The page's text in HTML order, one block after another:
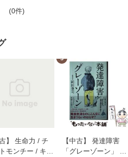
(0件)
古】 生命力 / チ
モンチー / キュ
3
【中古】 発達障害
「グレーゾーン」 そ